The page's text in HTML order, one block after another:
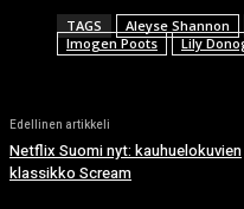
TAGS Aleyse Shannon
Imogen Poots
Lily
Edellinen artikkeli
Netflix Suomi nyt: kauhuelokuvien
klassikko Scream